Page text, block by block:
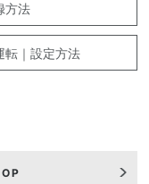
方法
転｜設定方法